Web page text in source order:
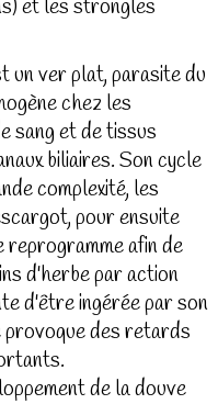
et les strongles
un ver plat, parasite du
chez les
sang et de tissus
biliaires. Son cycle
complexité, les
pour ensuite
reprogramme afin de
d'herbe par action
d'être ingérée par son
provoque des retards
de la douve